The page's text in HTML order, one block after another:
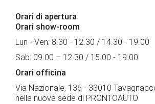
Orari di apertura
Orari show-room
Lun - Ven: 8.30 - 12.30 / 14.30 - 19.00
Sab: 09.00 – 12.30 / 15.00 - 19.00
Orari officina
Via Nazionale, 136 - 33010
nella nuova sede di PRONTOAUTO